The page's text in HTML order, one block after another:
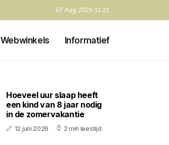
07 Aug 2026 11:21
Webwinkels Informatief
Hoeveel uur slaap heeft
een kind van 8 jaar nodig
in de zomervakantie
12 juni 2026 2 min leestijd